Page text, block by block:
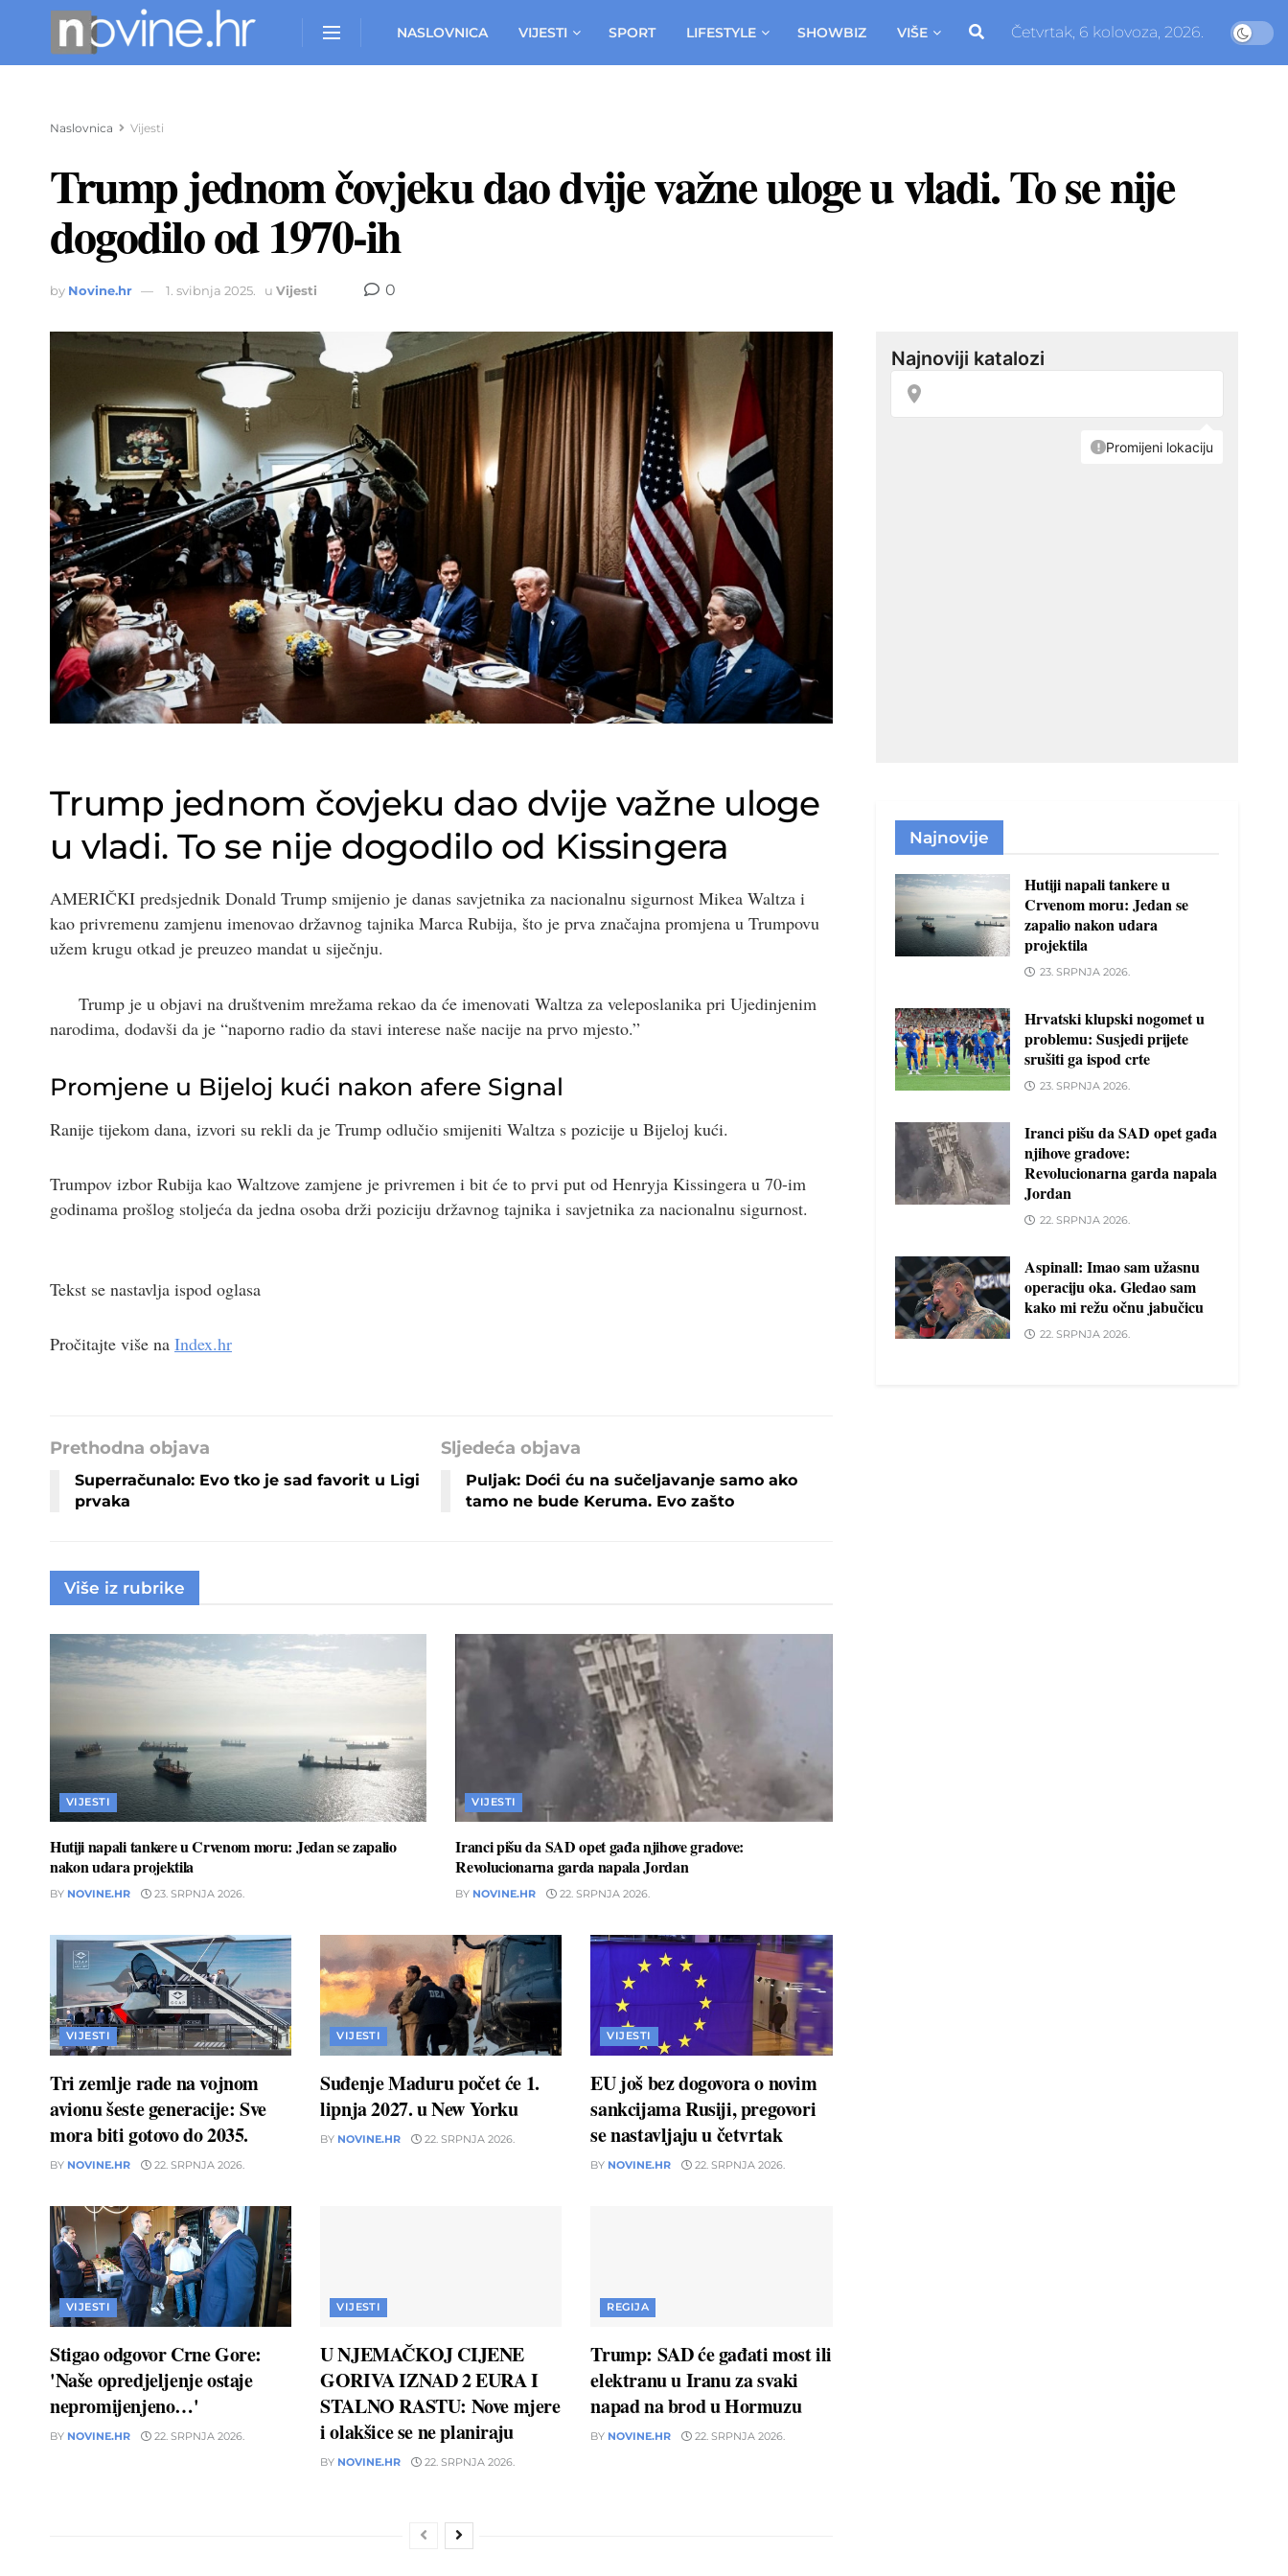
NASLOVNICA VIJESTI SPORT LIFESTYLE SHOWBIZ VIŠE Četvrtak, 6 kolovoza, 2026.
Naslovnica Vijesti
Trump jednom čovjeku dao dvije važne uloge u vladi. To se nije
dogodilo od 1970-ih
by Novine.hr 1. svibnja 2025. u Vijesti 0
Trump jednom čovjeku dao dvije važne uloge
u vladi. To se nije dogodilo od Kissingera
AMERIČKI predsjednik Donald Trump smijenio je danas savjetnika za nacionalnu sigurnost Mikea Waltza i
kao privremenu zamjenu imenovao državnog tajnika Marca Rubija, što je prva značajna promjena u Trumpovu
užem krugu otkad je preuzeo mandat u siječnju.
Trump je u objavi na društvenim mrežama rekao da će imenovati Waltza za veleposlanika pri Ujedinjenim
narodima, dodavši da je “naporno radio da stavi interese naše nacije na prvo mjesto.”
Promjene u Bijeloj kući nakon afere Signal
Ranije tijekom dana, izvori su rekli da je Trump odlučio smijeniti Waltza s pozicije u Bijeloj kući.
Trumpov izbor Rubija kao Waltzove zamjene je privremen i bit će to prvi put od Henryja Kissingera u 70-im
godinama prošlog stoljeća da jedna osoba drži poziciju državnog tajnika i savjetnika za nacionalnu sigurnost.
Tekst se nastavlja ispod oglasa
Pročitajte više na Index.hr
Prethodna objava
Superračunalo: Evo tko je sad favorit u Ligi
prvaka
Sljedeća objava
Puljak: Doći ću na sučeljavanje samo ako
tamo ne bude Keruma. Evo zašto
Više iz rubrike
VIJESTI
Hutiji napali tankere u Crvenom moru: Jedan se zapalio
nakon udara projektila
BY NOVINE.HR 23. SRPNJA 2026.
VIJESTI
Iranci pišu da SAD opet gađa njihove gradove:
Revolucionarna garda napala Jordan
BY NOVINE.HR 22. SRPNJA 2026.
VIJESTI
Tri zemlje rade na vojnom
avionu šeste generacije: Sve
mora biti gotovo do 2035.
BY NOVINE.HR 22. SRPNJA 2026.
VIJESTI
Suđenje Maduru počet će 1.
lipnja 2027. u New Yorku
BY NOVINE.HR 22. SRPNJA 2026.
VIJESTI
EU još bez dogovora o novim
sankcijama Rusiji, pregovori
se nastavljaju u četvrtak
BY NOVINE.HR 22. SRPNJA 2026.
VIJESTI
Stigao odgovor Crne Gore:
'Naše opredjeljenje ostaje
nepromijenjeno…'
BY NOVINE.HR 22. SRPNJA 2026.
VIJESTI
U NJEMAČKOJ CIJENE
GORIVA IZNAD 2 EURA I
STALNO RASTU: Nove mjere
i olakšice se ne planiraju
BY NOVINE.HR 22. SRPNJA 2026.
REGIJA
Trump: SAD će gađati most ili
elektranu u Iranu za svaki
napad na brod u Hormuzu
BY NOVINE.HR 22. SRPNJA 2026.
Najnovije
Hutiji napali tankere u
Crvenom moru: Jedan se
zapalio nakon udara
projektila
23. SRPNJA 2026.
Hrvatski klupski nogomet u
problemu: Susjedi prijete
srušiti ga ispod crte
23. SRPNJA 2026.
Iranci pišu da SAD opet gađa
njihove gradove:
Revolucionarna garda napala
Jordan
22. SRPNJA 2026.
Aspinall: Imao sam užasnu
operaciju oka. Gledao sam
kako mi režu očnu jabučicu
22. SRPNJA 2026.